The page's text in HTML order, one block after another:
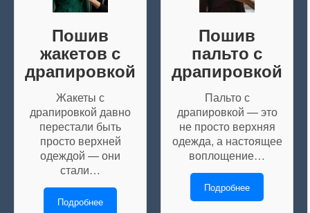
Пошив
жакетов с
драпировкой
Жакеты с
драпировкой давно
перестали быть
просто верхней
одеждой — они
стали…
Подробнее
Пошив
пальто с
драпировкой
Пальто с
драпировкой — это
не просто верхняя
одежда, а настоящее
воплощение…
Подробнее